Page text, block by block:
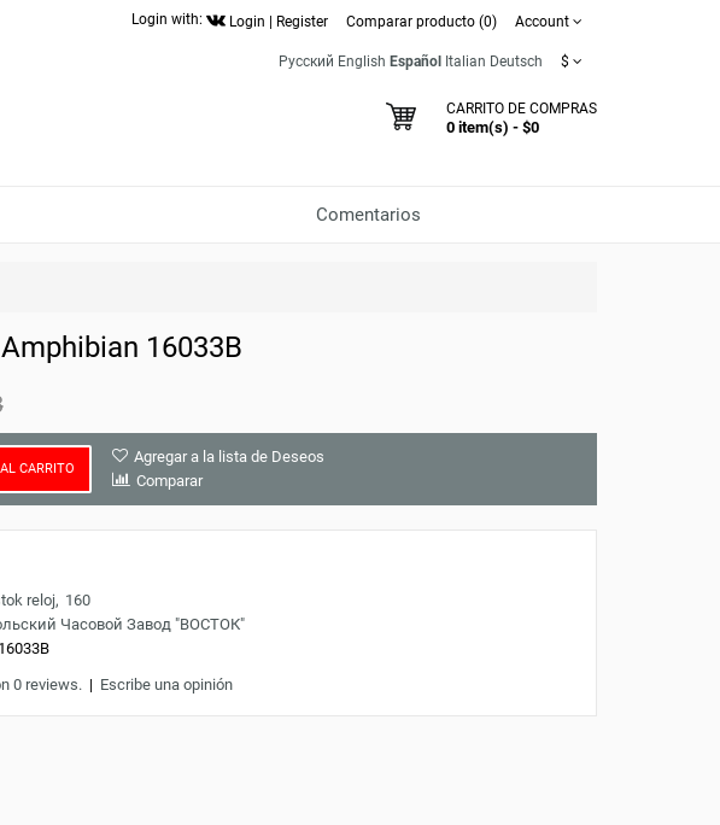
Login with: Login Register Comparar producto (0) Account
Русский English Español Italian Deutsch $
CARRITO DE COMPRAS
0 item(s) - $0
Comentarios
16033B
CARRITO
Agregar a la lista de Deseos
Comparar
reloj
160
Часовой Завод "ВОСТОК"
0 reviews.| Escribe una opinión